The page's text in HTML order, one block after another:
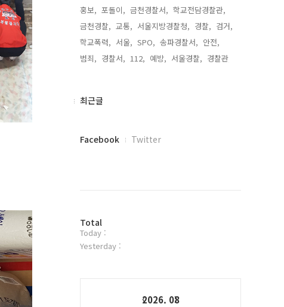
홍보, 포돌이, 금천경찰서, 학교전담경찰관,
금천경찰, 교통, 서울지방경찰청, 경찰, 검거,
학교폭력, 서울, SPO, 송파경찰서, 안전,
범죄, 경찰서, 112, 예방, 서울경찰, 경찰관,
최
최근글
페
플
러
그
Facebook Twitter
방
문
자
Total
Today :
Yesterday :
2026. 08